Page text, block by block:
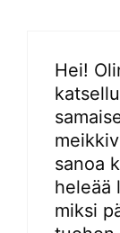
Hei!
sanoa
heleää
miksi